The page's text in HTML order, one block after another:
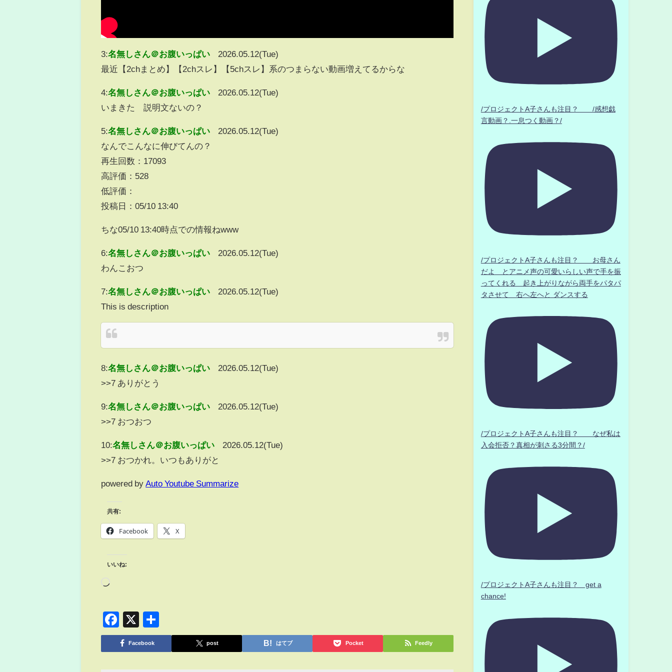
3:名無しさん＠お腹いっぱい
2026.05.12(Tue)
最近【2chまとめ】【2chスレ】【5chスレ】系のつまらない動画増えてるからな
4:名無しさん＠お腹いっぱい
2026.05.12(Tue)
いまきた 説明文ないの？
5:名無しさん＠お腹いっぱい
2026.05.12(Tue)
なんでこんなに伸びてんの？
再生回数：17093
高評価：528
低評価：
投稿日：05/10 13:40
ちな05/10 13:40時点での情報ねwww
6:名無しさん＠お腹いっぱい
2026.05.12(Tue)
わんこおつ
7:名無しさん＠お腹いっぱい
2026.05.12(Tue)
This is description
8:名無しさん＠お腹いっぱい
2026.05.12(Tue)
>>7 ありがとう
9:名無しさん＠お腹いっぱい
2026.05.12(Tue)
>>7 おつおつ
10:名無しさん＠お腹いっぱい
2026.05.12(Tue)
>>7 おつかれ。いつもありがと
powered by Auto Youtube Summarize
共有:
Facebook X
いいね:
Facebook
X
有
Facebook post はてブ Pocket Feedly
/プロジェクトA子さんも注目？ /感想戯
言動画？.一息つく動画？/
/プロジェクトA子さんも注目？ お母さん
だよ とアニメ声の可愛いらしい声で手を振
ってくれる 起き上がりながら両手をパタパ
タさせて 右へ左へと ダンスする
/プロジェクトA子さんも注目？ なぜ私は
入会拒否？真相が刺さる3分間？/
/プロジェクトA子さんも注目？ get a
chance!